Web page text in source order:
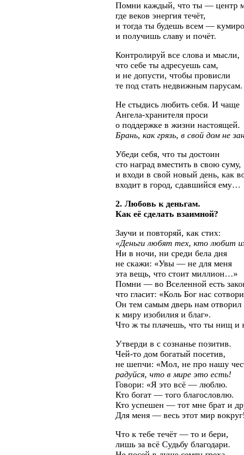
Помни каждый, что ты — центр
где веков энергия течёт,
и тогда ты будешь всем —
и получишь славу и почёт.
Контролируй все слова и мысли,
что себе ты адресуешь сам,
и не допусти, чтобы провисли
те под стать недвижным парусам.
Не стыдись любить себя. И чаще
Ангела-хранителя проси
о поддержке в жизни настоящей.
Брань, как грязь, в свой дом не
Убеди себя, что ты достоин
сто наград вместить в свою суму,
и входи в свой новый день, как
входит в город, сдавшийся ему…
2. Любовь к деньгам.
Как её сделать взаимной?
Заучи и повторяй, как стих:
«Деньги любят тех, кто любит
Ни в ночи, ни среди бела дня
не скажи: «Увы — не для меня
эта вещь, что стоит миллион…»
Помни — во Вселенной есть
что гласит: «Коль Бог нас
Он тем самым дверь нам отворил
к миру изобилия и благ».
Что ж ты плачешь, что ты нищ и
Утверди в с сознанье позитив.
Чей-то дом богатый посетив,
не шепчи: «Мол, не про нашу
радуйся, что в мире это есть!
Говори: «Я это всё — люблю.
Кто богат — того благословлю.
Кто успешен — тот мне брат и
Для меня — весь этот мир
Что к тебе течёт — то и бери,
лишь за всё Судьбу благодари.